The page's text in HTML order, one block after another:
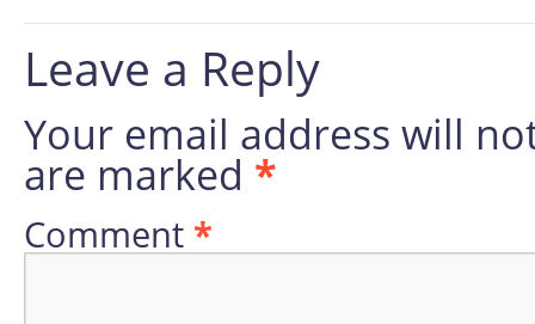
Leave a Reply
Your email address will
are marked *
Comment *